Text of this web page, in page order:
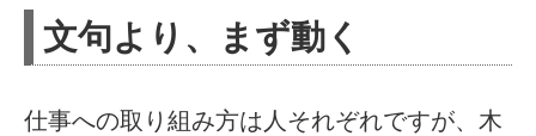
文句より、まず動く
仕事への取り組み方は人それぞれですが、木